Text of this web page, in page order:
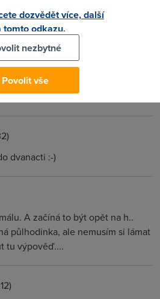
co nejdyl :o)).
nasadí svoje multithreadové
tak to bude tam kde bylo...
dvanacti :-)
A začíná to být opět na h..
půlhodinka, ale nemusím si lámat
tu výpověď....
dozvědět více, další
tomto odkazu.
nezbytné
Povolit vše